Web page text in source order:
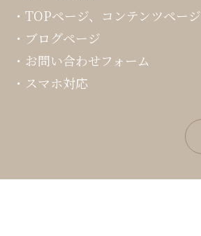
・TOPページ、コンテンツページ
・ブログページ
・お問い合わせフォーム
・スマホ対応